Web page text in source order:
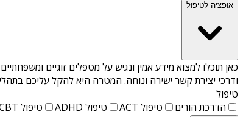
אופציה לטיפול
כאן תוכלו למצוא מידע אמין ונגיש על מטפלים זוגיים
ודרכי יצירת קשר ישירה ונוחה. המטרה היא להקל עליכם
טיפול
הדרכת הורים
טיפול ACT טיפול ADHD טיפול CBT